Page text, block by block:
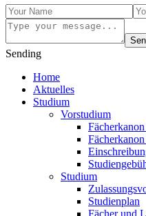
Sending
Home
Aktuelles
Studium
Vorstudium
Studium
Studienplan
Fächer und